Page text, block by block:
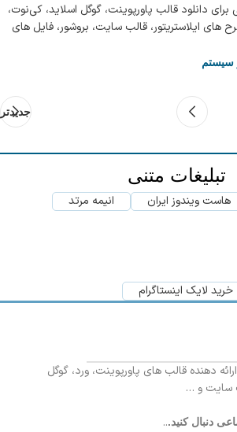
برای دانلود قالب پاورپوینت، گوگل اسلاید، کی‌نوت،
های ایلاستریتور، قالب سایت، بروشور، فایل های
جدیدتر
تبلیغات متنی
هاست ویندوز ایران انیمه مرتد
خرید لایک اینستاگرام
دهنده قالب های پاورپوینت، ورد، گوگل
سایت و …
دنبال کنید...